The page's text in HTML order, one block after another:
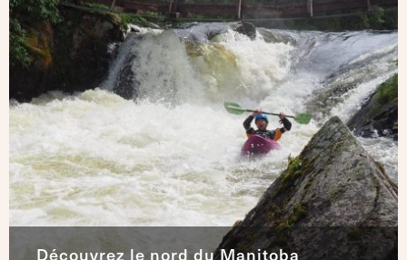
Découvrez le nord du Manitoba